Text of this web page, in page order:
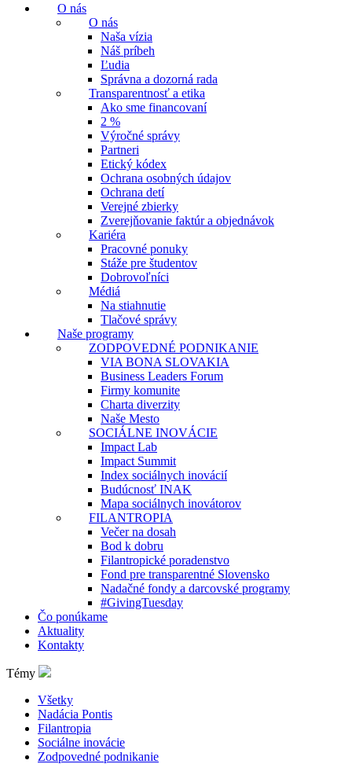
O nás
O nás
Naša vízia
Náš príbeh
Ľudia
Správna a dozorná rada
Transparentnosť a etika
Ako sme financovaní
2 %
Výročné správy
Partneri
Etický kódex
Ochrana osobných údajov
Ochrana detí
Verejné zbierky
Zverejňovanie faktúr a objednávok
Kariéra
Pracovné ponuky
Stáže pre študentov
Dobrovoľníci
Médiá
Na stiahnutie
Tlačové správy
Naše programy
ZODPOVEDNÉ PODNIKANIE
VIA BONA SLOVAKIA
Business Leaders Forum
Firmy komunite
Charta diverzity
Naše Mesto
SOCIÁLNE INOVÁCIE
Impact Lab
Impact Summit
Index sociálnych inovácií
Budúcnosť INAK
Mapa sociálnych inovátorov
FILANTROPIA
Večer na dosah
Bod k dobru
Filantropické poradenstvo
Fond pre transparentné Slovensko
Nadačné fondy a darcovské programy
#GivingTuesday
Čo ponúkame
Aktuality
Kontakty
Témy
Všetky
Nadácia Pontis
Filantropia
Sociálne inovácie
Zodpovedné podnikanie